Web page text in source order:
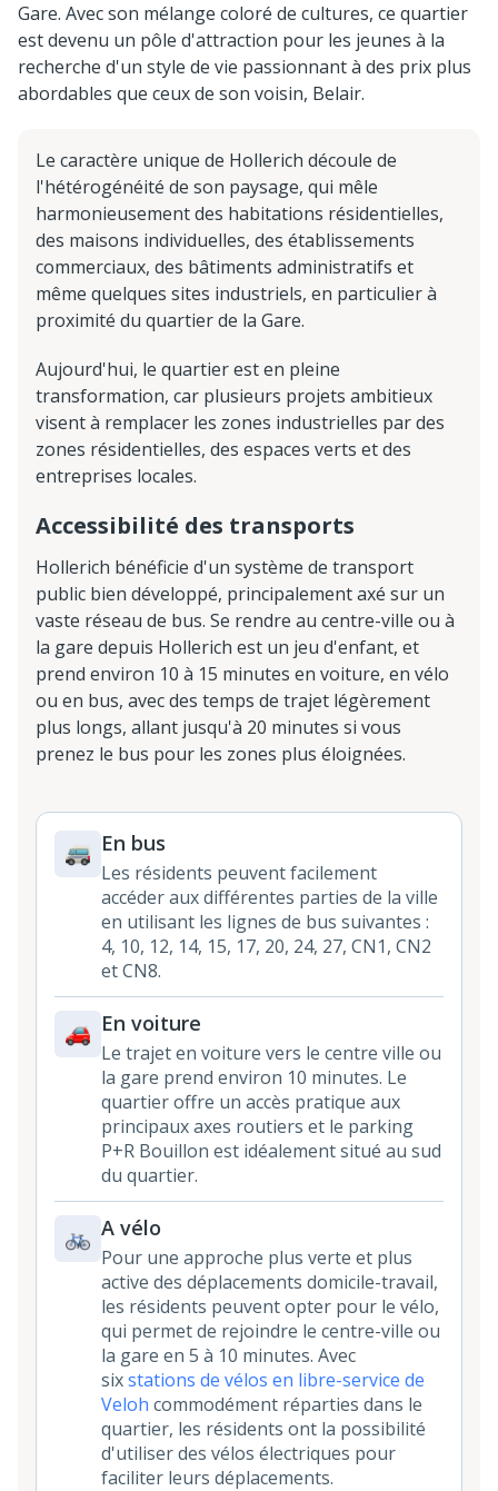
Gare. Avec son mélange coloré de cultures, ce quartier
est devenu un pôle d'attraction pour les jeunes à la
recherche d'un style de vie passionnant à des prix plus
abordables que ceux de son voisin, Belair.
Le caractère unique de Hollerich découle de
l'hétérogénéité de son paysage, qui mêle
harmonieusement des habitations résidentielles,
des maisons individuelles, des établissements
commerciaux, des bâtiments administratifs et
même quelques sites industriels, en particulier à
proximité du quartier de la Gare.
Aujourd'hui, le quartier est en pleine
transformation, car plusieurs projets ambitieux
visent à remplacer les zones industrielles par des
zones résidentielles, des espaces verts et des
entreprises locales.
Accessibilité des transports
Hollerich bénéficie d'un système de transport
public bien développé, principalement axé sur un
vaste réseau de bus. Se rendre au centre-ville ou à
la gare depuis Hollerich est un jeu d'enfant, et
prend environ 10 à 15 minutes en voiture, en vélo
ou en bus, avec des temps de trajet légèrement
plus longs, allant jusqu'à 20 minutes si vous
prenez le bus pour les zones plus éloignées.
En bus
Les résidents peuvent facilement
accéder aux différentes parties de la ville
en utilisant les lignes de bus suivantes :
4, 10, 12, 14, 15, 17, 20, 24, 27, CN1, CN2
et CN8.
En voiture
Le trajet en voiture vers le centre ville ou
la gare prend environ 10 minutes. Le
quartier offre un accès pratique aux
principaux axes routiers et le parking
P+R Bouillon est idéalement situé au sud
du quartier.
A vélo
Pour une approche plus verte et plus
active des déplacements domicile-travail,
les résidents peuvent opter pour le vélo,
qui permet de rejoindre le centre-ville ou
la gare en 5 à 10 minutes. Avec
sixstations de vélos en libre-service de
Veloh commodément réparties dans le
quartier, les résidents ont la possibilité
d'utiliser des vélos électriques pour
faciliter leurs déplacements.